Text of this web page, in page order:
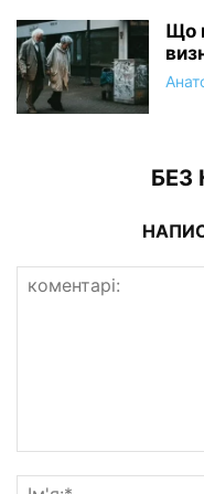
Що
БЕЗ